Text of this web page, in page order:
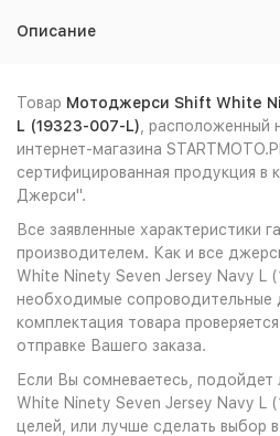
Описание
Товар Мотоджерси Shift White
L (19323-007-L) , расположенный
интернет-магазина
сертифицированная продукция в
Джерси".
Все заявленные характеристики
производителем. Как и все
White Ninety Seven Jersey Navy L
необходимые сопроводительные
комплектация товара
отправке Вашего заказа.
Если Вы сомневаетесь,
White Ninety Seven Jersey Navy
целей, или лучше сделать выбор